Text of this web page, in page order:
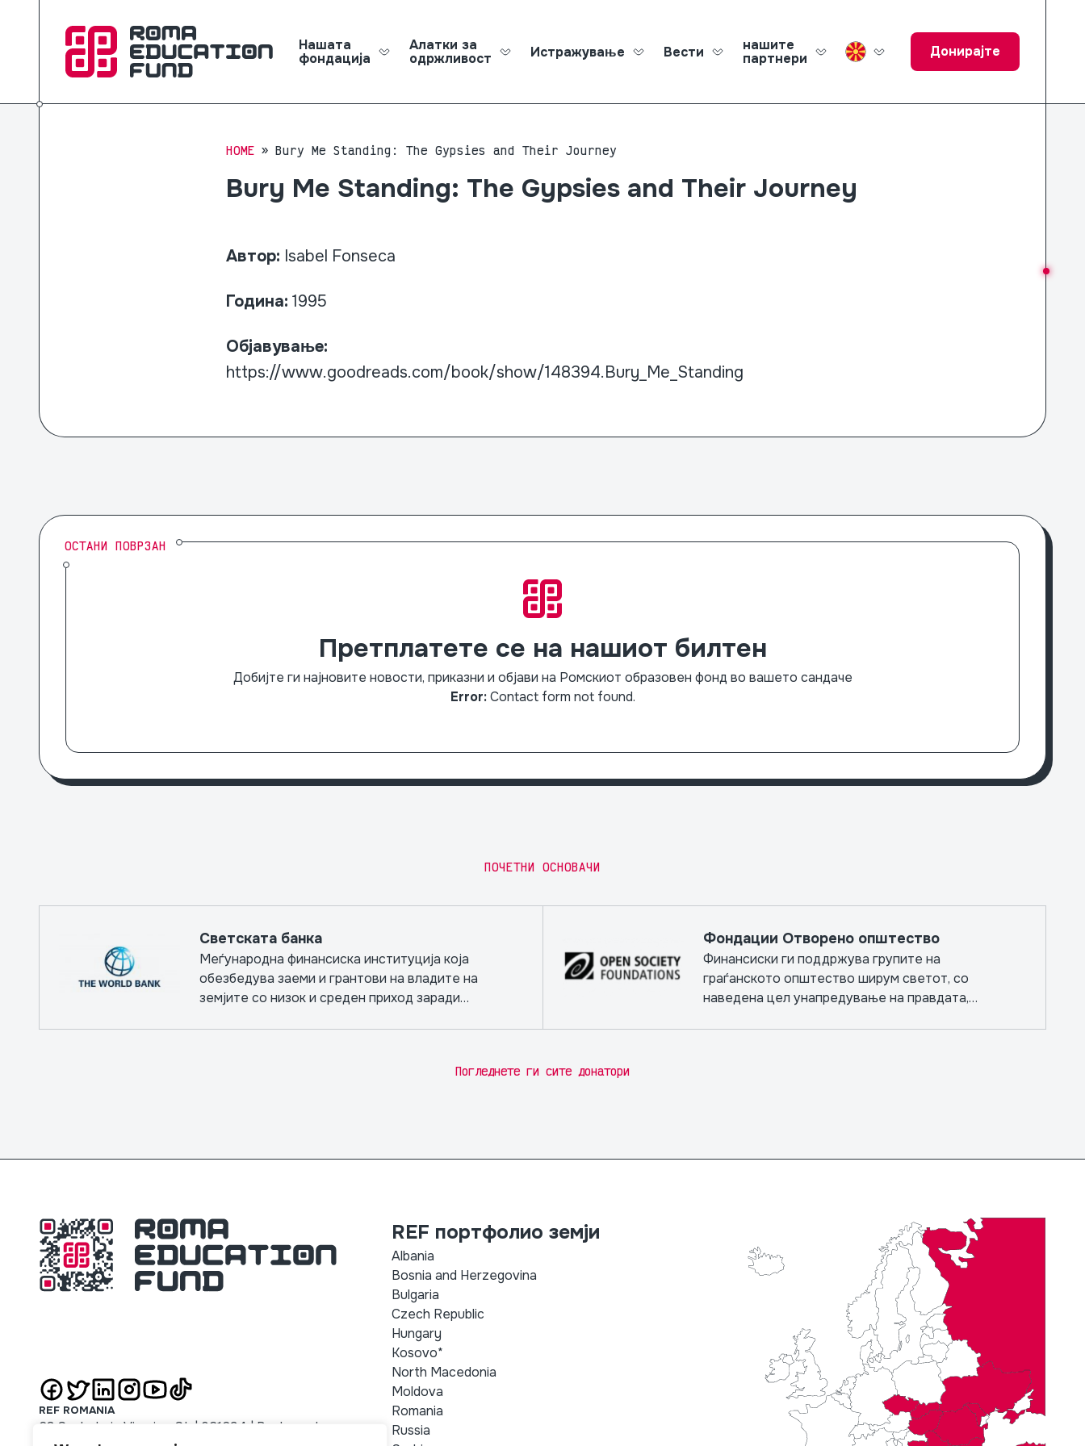
Roma Education Fund
Нашата
фондација
Алатки за
одржливост
Истражување Вести
нашите
партнери
Донирајте
HOME Bury Me Standing: The Gypsies and Their Journey
Bury Me Standing: The Gypsies and Their Journey
Автор: Isabel Fonseca
Година: 1995
Објавување:
https://www.goodreads.com/book/show/148394.Bury_Me_Standing
ОСТАНИ ПОВРЗАН
Претплатете се на нашиот билтен
Добијте ги најновите новости, приказни и објави на Ромскиот образовен фонд во вашето сандаче
Error:Contact form not found.
ПОЧЕТНИ ОСНОВАЧИ
Светската банка
Меѓународна финансиска институција која
обезбедува заеми и грантови на владите на
земјите со низок и среден приход заради
Фондации Отворено општество
Финансиски ги поддржува групите на
граѓанското општество ширум светот, со
наведена цел унапредување на правдата,
Погледнете ги сите донатори
REF ROMANIA
63 Sachelarie Visarion St. | 021694 | Bucharest
REF портфолио земји
Albania
Bosnia and Herzegovina
Bulgaria
Czech Republic
Hungary
Kosovo*
North Macedonia
Moldova
Romania
Russia